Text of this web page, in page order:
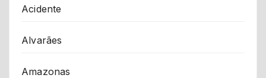
Acidente
Alvarães
Amazonas